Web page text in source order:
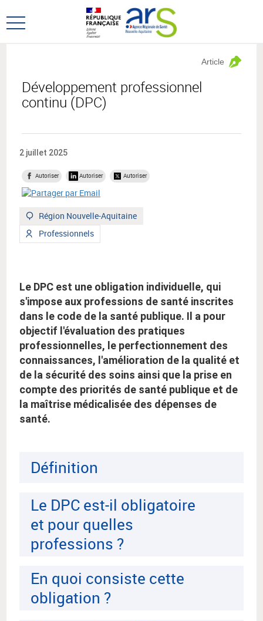
au
menu
au
contenu
Ouvrir
Développement professionnel
continu (DPC)
Article
2 juillet 2025
Autoriser Autoriser Autoriser
Territoire
:
Région Nouvelle-Aquitaine
Type
de
Professionnels
Le DPC est une obligation individuelle, qui
s'impose aux professions de santé inscrites
dans le code de la santé publique. Il a pour
objectif l'évaluation des pratiques
professionnelles, le perfectionnement des
connaissances, l'amélioration de la qualité et
de la sécurité des soins ainsi que la prise en
compte des priorités de santé publique et de
la maîtrise médicalisée des dépenses de
santé.
Définition
Le DPC est-il obligatoire
et pour quelles
professions ?
En quoi consiste cette
obligation ?